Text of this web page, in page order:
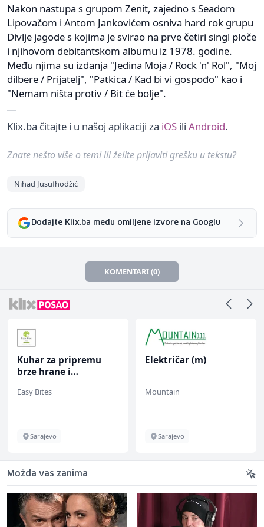
Nakon nastupa s grupom Zenit, zajedno s Seadom
Lipovačom i Antom Jankovićem osniva hard rok grupu
Divlje jagode s kojima je svirao na prve četiri singl ploče
i njihovom debitantskom albumu iz 1978. godine.
Među njima su izdanja "Jedina Moja / Rock 'n' Rol", "Moj
dilbere / Prijatelj", "Patkica / Kad bi vi gospođo" kao i
"Nemam ništa protiv / Bit će bolje".
Klix.ba čitajte i u našoj aplikaciji za iOS ili Android.
Znate nešto više o temi ili želite prijaviti grešku u tekstu?
Nihad Jusufhodžić
Dodajte Klix.ba među omiljene izvore na Googlu
KOMENTARI (0)
Kuhar za pripremu
brze hrane i
ž)
Easy Bites
Sarajevo
Električar (m)
Mountain
Sarajevo
Možda vas zanima